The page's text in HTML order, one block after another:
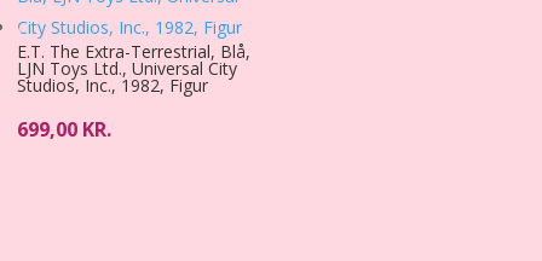
E.T. The Extra-Terrestrial, Blå,
LJN Toys Ltd., Universal City
Studios, Inc., 1982, Figur
699,00 KR.